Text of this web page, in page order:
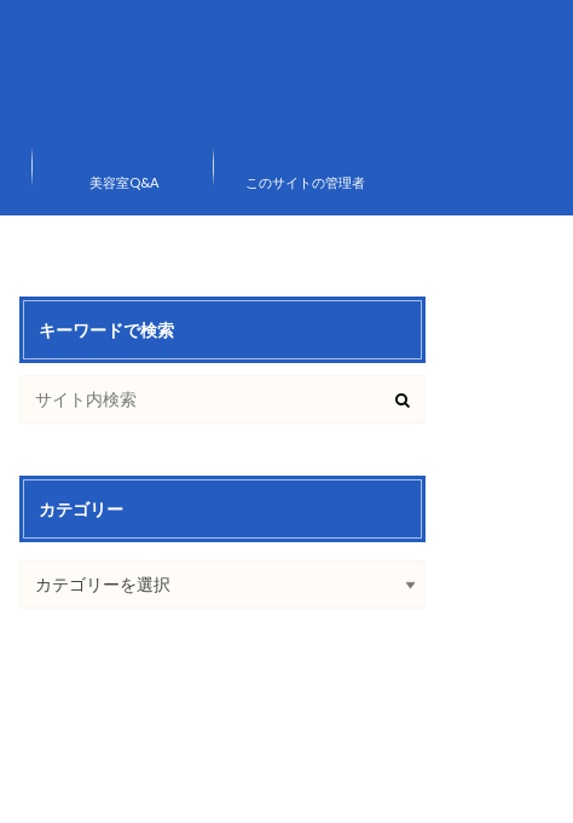
美容室Q&A このサイトの管理者
キーワードで検索
カテゴリー